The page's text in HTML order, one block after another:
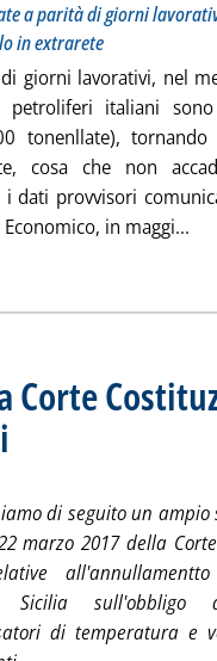
a parità di giorni
in extrarete
giorni lavorativi, nel
petroliferi italiani
tonenllate),
cosa che non
i dati provvisori
in maggi...
Corte
di seguito un
marzo 2017 della
Sicilia
di temperatura e